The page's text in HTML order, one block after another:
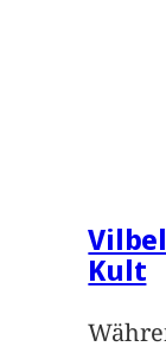
Kult